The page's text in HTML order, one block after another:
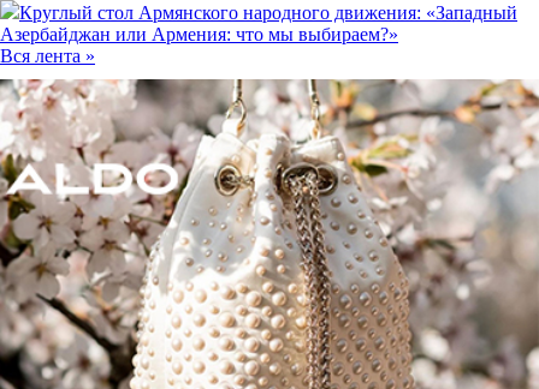
Круглый стол Армянского народного движения: «Западный
Азербайджан или Армения: что мы выбираем?»
Вся лента »